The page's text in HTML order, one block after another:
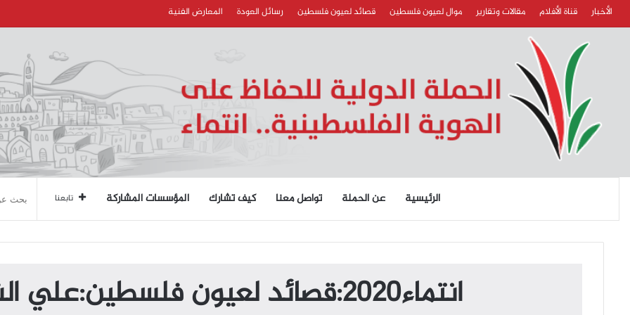
الأخبار قناة الأفلام مقالات وتقارير موال لعيون فلسطين قصائد لعيون فلسطين رسائل العودة المعارض الفنية
الرئيسية عن الحملة تواصل معنا كيف تشارك المؤسسات المشاركة تابعنا
انتماء2020:قصائد لعيون فلسطين:علي الشافعي:الأردن